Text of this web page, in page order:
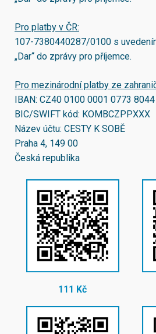
Pro platby v ČR:
107-7380440287/0100 s
„Dar“ do zprávy pro příjemce.
Pro mezinárodní platby ze
IBAN: CZ40 0100 0001 0773
BIC/SWIFT kód: KOMBCZPPXXX
Název účtu: CESTY K SOBĚ
Praha 4, 149 00
Česká republika
111 Kč